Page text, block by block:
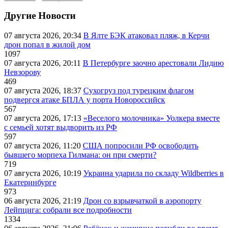
Другие Новости
07 августа 2026, 20:34 В Ялте БЭК атаковал пляж, в Керчи
дрон попал в жилой дом
1097
07 августа 2026, 20:11 В Петербурге заочно арестовали Лидию
Невзорову
469
07 августа 2026, 18:37 Сухогруз под турецким флагом
подвергся атаке БПЛА у порта Новороссийск
567
07 августа 2026, 17:13 «Веселого молочника» Уолкера вместе
с семьей хотят выдворить из РФ
597
07 августа 2026, 11:20 США попросили РФ освободить
бывшего морпеха Гилмана: он при смерти?
719
07 августа 2026, 10:19 Украина ударила по складу Wildberries в
Екатеринбурге
973
06 августа 2026, 21:19 Дрон со взрывчаткой в аэропорту
Лейпцига: собрали все подробности
1334